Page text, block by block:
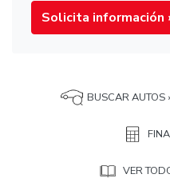
Solicita información
BUSCAR AUTOS
VER